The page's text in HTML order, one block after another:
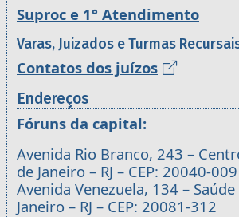
Suproc e 1° Atendimento
Varas, Juizados e Turmas
Contatos dos juízos
Endereços
Fóruns da capital:
Avenida Rio Branco, 243 –
de Janeiro – RJ – CEP: 20040-009
Avenida Venezuela, 134 – Saúde
Janeiro – RJ – CEP: 20081-312